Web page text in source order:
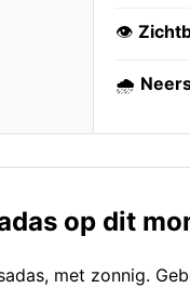
👁️
🌧️
op dit
met zonnig.